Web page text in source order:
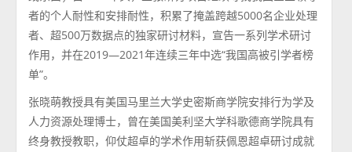
者的个人耐性和安排耐性，积累了掩盖跨越5000名企业处理
者、超500万数据点的独家研讨材料，宣告一系列学术研讨
作用，并在2019—2021年连续三年中选“我国高被引学者榜
单”。
张晓萌教授具有美国马里兰大学史密斯商学院安排行为学及
人力资源处理博士，曾在美国美利坚大学科歌德商学院具有
终身教授教职，仰仗超卓的学术作用斩获佩恩超卓研讨成就